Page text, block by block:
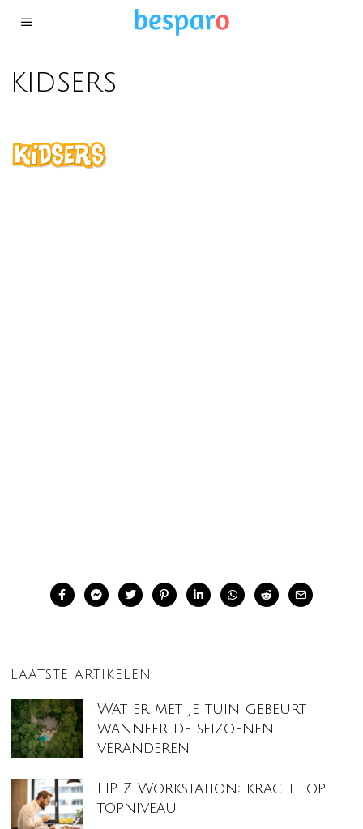
kidsers
LAATSTE ARTIKELEN
Wat er met je tuin gebeurt
wanneer de seizoenen
veranderen
HP Z Workstation: kracht op
topniveau